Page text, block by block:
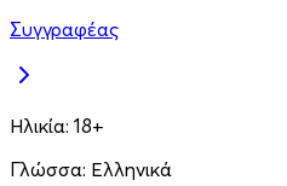
Συγγραφέας
Ηλικία: 18+
Γλώσσα: Ελληνικά